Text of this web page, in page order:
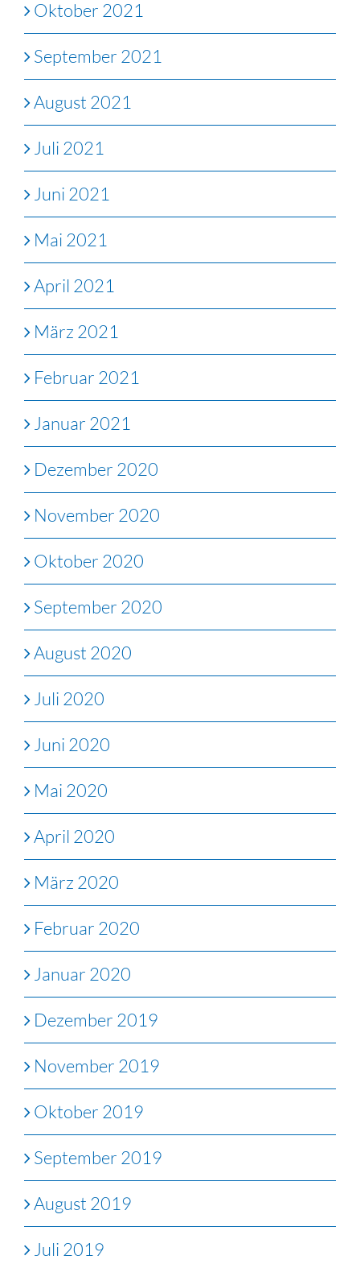
Oktober 2021
September 2021
August 2021
Juli 2021
Juni 2021
Mai 2021
April 2021
März 2021
Februar 2021
Januar 2021
Dezember 2020
November 2020
Oktober 2020
September 2020
August 2020
Juli 2020
Juni 2020
Mai 2020
April 2020
März 2020
Februar 2020
Januar 2020
Dezember 2019
November 2019
Oktober 2019
September 2019
August 2019
Juli 2019